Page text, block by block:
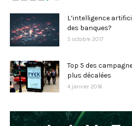
L’intelligence
des banques?
5 octobre 2017
Top 5 des
plus décalées
4 janvier 2016